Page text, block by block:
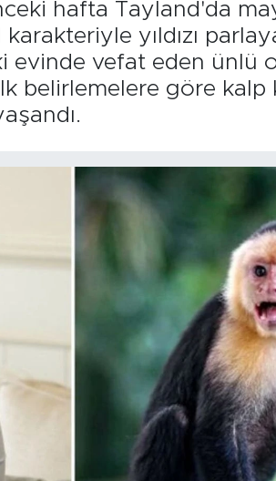
hafta Tayland'da
yıldızı
evinde vefat eden
belirlemelere göre